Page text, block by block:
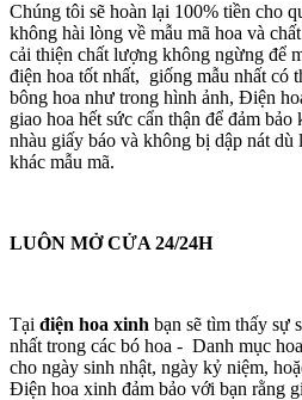
Chúng tôi sẽ hoàn lại 100% tiền cho
không hài lòng về mẫu mã hoa và
cải thiện chất lượng không ngừng để
điện hoa tốt nhất, giống mẫu nhất có
bông hoa như trong hình ảnh, Điện
giao hoa hết sức cẩn thận để đảm
nhàu giấy báo và không bị dập nát
khác mẫu mã.
LUÔN MỞ CỬA 24/24H
Tại điện hoa xinh bạn sẽ tìm thấy sự
nhất trong các bó hoa - Danh mục
cho ngày sinh nhật, ngày kỷ niệm,
Điện hoa xinh đảm bảo với bạn rằng